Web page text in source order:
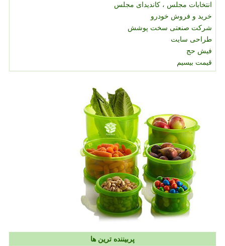
انتخابات مجلس ، کاندیدای مجلس
خرید و فروش خودرو
شرکت صنعتی سخت پوشش
طراحی سایت
فیش حج
قیمت بیسیم
پربیننده ترین ها